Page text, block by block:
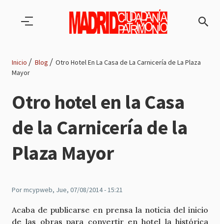
de
navegación
Inicio Blog
Otro Hotel En La Casa de La Carnicería de La Plaza
Mayor
Otro hotel en la Casa
de la Carnicería de la
Plaza Mayor
Pormcypweb, Jue, 07/08/2014 - 15:21
Acaba de publicarse en prensa la noticia del inicio
de las obras para convertir en hotel la histórica